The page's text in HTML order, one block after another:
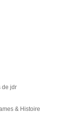
de jdr
& Histoire